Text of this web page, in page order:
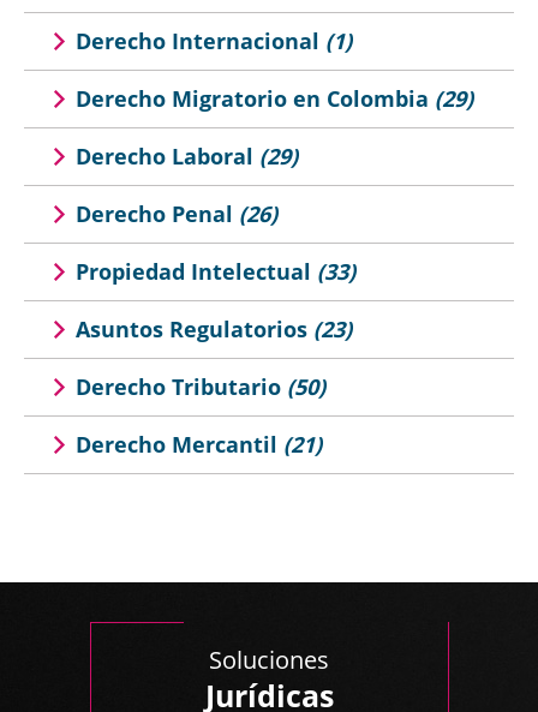
Derecho Internacional (1)
Derecho Migratorio en Colombia (29)
Derecho Laboral (29)
Derecho Penal (26)
Propiedad Intelectual (33)
Asuntos Regulatorios (23)
Derecho Tributario (50)
Derecho Mercantil (21)
Soluciones
Jurídicas